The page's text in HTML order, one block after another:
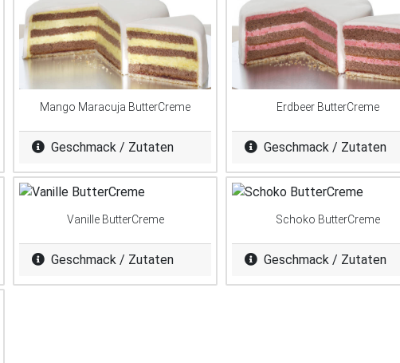
Mango Maracuja ButterCreme
Geschmack / Zutaten
Erdbeer ButterCreme
Geschmack / Zutaten
Vanille ButterCreme
Geschmack / Zutaten
Schoko ButterCreme
Geschmack / Zutaten